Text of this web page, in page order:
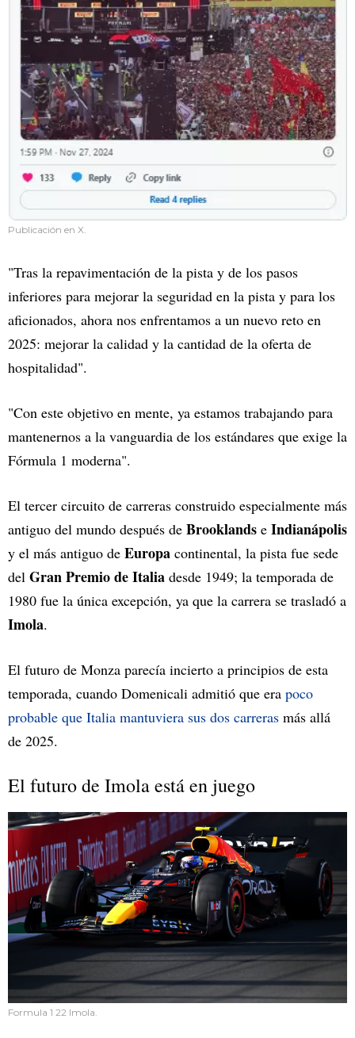
Publicación en X.
"Tras la repavimentación de la pista y de los pasos
inferiores para mejorar la seguridad en la pista y para los
aficionados, ahora nos enfrentamos a un nuevo reto en
2025: mejorar la calidad y la cantidad de la oferta de
hospitalidad".
"Con este objetivo en mente, ya estamos trabajando para
mantenernos a la vanguardia de los estándares que exige la
Fórmula 1 moderna".
El tercer circuito de carreras construido especialmente más
antiguo del mundo después de Brooklands e Indianápolis
y el más antiguo de Europa continental, la pista fue sede
del Gran Premio de Italia desde 1949; la temporada de
1980 fue la única excepción, ya que la carrera se trasladó a
Imola.
El futuro de Monza parecía incierto a principios de esta
temporada, cuando Domenicali admitió que era poco
probable que Italia mantuviera sus dos carreras más allá
de 2025.
El futuro de Imola está en juego
Formula 1 22 Imola.